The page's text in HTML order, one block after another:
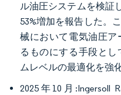
ル油圧システムを検証
53%増加を報告した。
械において電気油圧
るものにする手段と
ムレベルの最適化を強
2025年10月:Ingersoll